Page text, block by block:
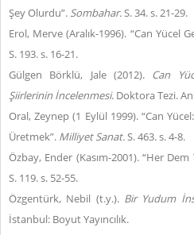
Şey Olurdu”. Sombahar.S. 34. s. 21-29.
Erol, Merve (Aralık-1996). “Can Yücel
S. 193. s. 16-21.
Gülgen Börklü, Jale (2012). Can
Şiirlerinin İncelenmesi. Doktora Tezi.
Oral, Zeynep (1 Eylül 1999). “Can
Üretmek”. Milliyet Sanat.S. 463. s. 4-8.
Özbay, Ender (Kasım-2001). “Her Dem
S. 119. s. 52-55.
Özgentürk, Nebil (t.y.). Bir Yudum
İstanbul: Boyut Yayıncılık.